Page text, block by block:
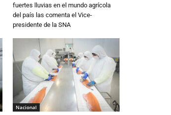
fuertes lluvias en el mundo agrícola
del país las comenta el Vice-
presidente de la SNA
Nacional